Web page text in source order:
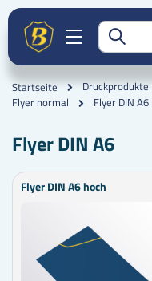
Startseite Druckprodukte
Flyer normal
Flyer DIN A6
Flyer DIN A6
Flyer DIN A6 hoch